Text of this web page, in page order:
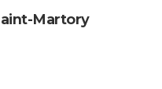
Martory